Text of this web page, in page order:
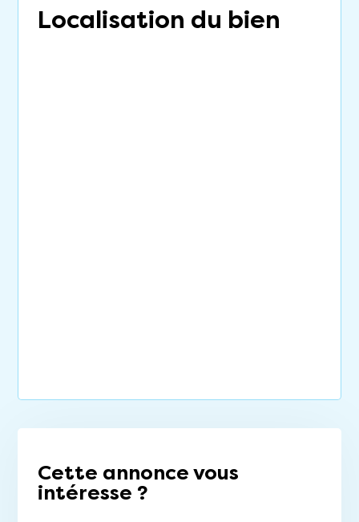
Localisation du bien
Cette annonce vous
intéresse ?